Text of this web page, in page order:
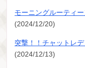
モーニングルーティ
(2024/12/20)
突撃！！チャットレ
(2024/12/13)